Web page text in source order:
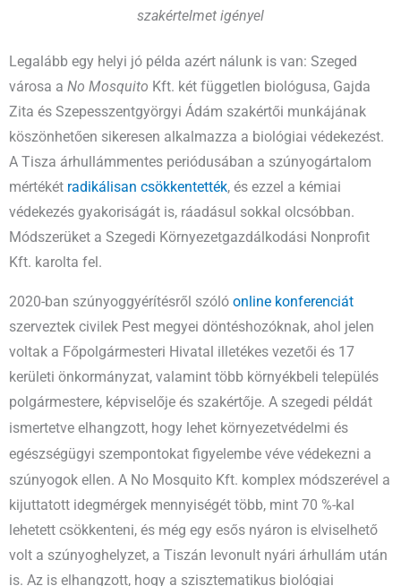
szakértelmet igényel
Legalább egy helyi jó példa azért nálunk is van: Szeged
városa a No Mosquito Kft. két független biológusa, Gajda
Zita és Szepesszentgyörgyi Ádám szakértői munkájának
köszönhetően sikeresen alkalmazza a biológiai védekezést.
A Tisza árhullámmentes periódusában a szúnyogártalom
mértékét radikálisan csökkentették, és ezzel a kémiai
védekezés gyakoriságát is, ráadásul sokkal olcsóbban.
Módszerüket a Szegedi Környezetgazdálkodási Nonprofit
Kft. karolta fel.
2020-ban szúnyoggyérítésről szóló online konferenciát
szerveztek civilek Pest megyei döntéshozóknak, ahol jelen
voltak a Főpolgármesteri Hivatal illetékes vezetői és 17
kerületi önkormányzat, valamint több környékbeli település
polgármestere, képviselője és szakértője. A szegedi példát
ismertetve elhangzott, hogy lehet környezetvédelmi és
egészségügyi szempontokat figyelembe véve védekezni a
szúnyogok ellen. A No Mosquito Kft. komplex módszerével a
kijuttatott idegmérgek mennyiségét több, mint 70 %-kal
lehetett csökkenteni, és még egy esős nyáron is elviselhető
volt a szúnyoghelyzet, a Tiszán levonult nyári árhullám után
is. Az is elhangzott, hogy a szisztematikus biológiai